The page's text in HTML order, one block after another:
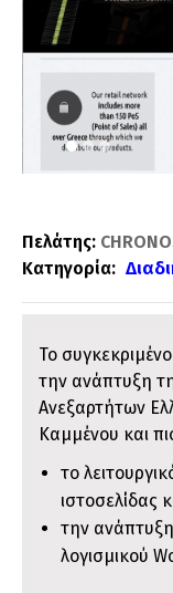
1 2 3
Πελάτης:
Κατηγορία:
Το
την ανάπτυξη
Ανεξαρτήτων
Καμμένου και
το
ιστοσελίδας
την
λογισμικού